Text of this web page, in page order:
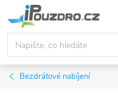
na
obsah
Bezdrátové nabíjení